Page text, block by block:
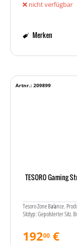
nicht verfügbar
Merken
TESORO Gaming
Tesoro Zone Balance.
Sitztyp: Gepolsterter Sitz.
Artnr.: 209899
19200 €